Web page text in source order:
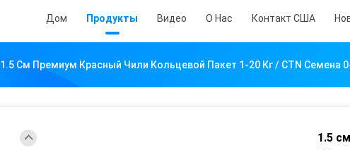
Дом Продукты Видео О Нас Контакт США
1.5 См Премиум Красный Чили Кольцевой Пакет 1-20 Кг / CTN Семена
1.5